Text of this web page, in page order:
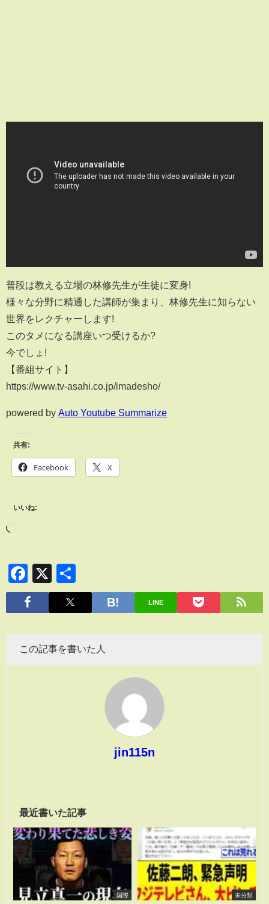
普段は教える立場の林修先生が生徒に変身!
様々な分野に精通した講師が集まり、林修先生に知らない
世界をレクチャーします!
このタメになる講座いつ受けるか?
今でしょ!
【番組サイト】
https://www.tv-asahi.co.jp/imadesho/
powered by Auto Youtube Summarize
共有:
Facebook X
いいね:
Facebook
X
有
LINE
この記事を書いた人
jin115n
最近書いた記事
国際 未分類